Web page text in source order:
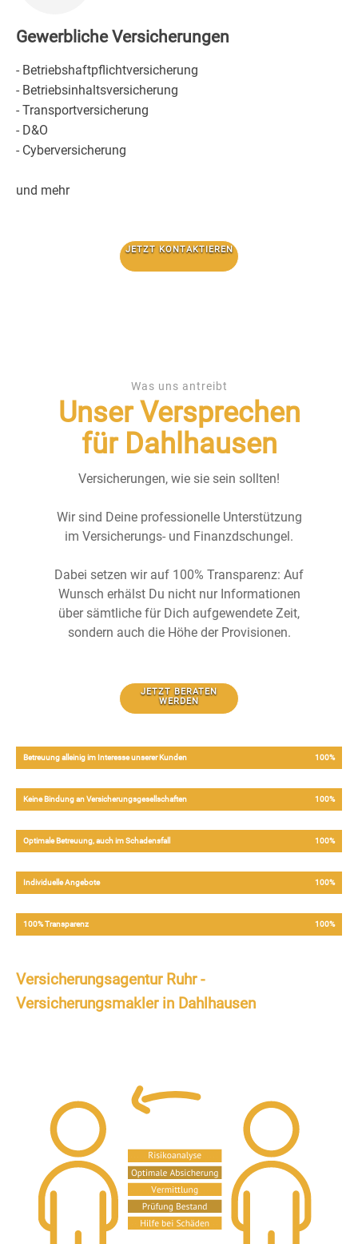
Gewerbliche Versicherungen
- Betriebshaftpflichtversicherung
- Betriebsinhaltsversicherung
- Transportversicherung
- D&O
- Cyberversicherung
und mehr
JETZT KONTAKTIEREN
Betreuung alleinig im Interesse unserer Kunden 100%
Keine Bindung an Versicherungsgesellschaften 100%
Optimale Betreuung, auch im Schadensfall 100%
Individuelle Angebote 100%
100% Transparenz 100%
Was uns antreibt
Unser Versprechen
für Dahlhausen
Versicherungen, wie sie sein sollten!
Wir sind Deine professionelle Unterstützung
im Versicherungs- und Finanzdschungel.
Dabei setzen wir auf 100% Transparenz: Auf
Wunsch erhälst Du nicht nur Informationen
über sämtliche für Dich aufgewendete Zeit,
sondern auch die Höhe der Provisionen.
JETZT BERATEN
WERDEN
Versicherungsagentur Ruhr -
Versicherungsmakler in Dahlhausen